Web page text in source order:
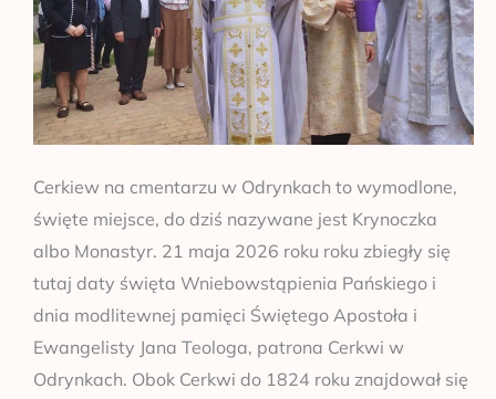
Cerkiew na cmentarzu w Odrynkach to wymodlone,
święte miejsce, do dziś nazywane jest Krynoczka
albo Monastyr. 21 maja 2026 roku roku zbiegły się
tutaj daty święta Wniebowstąpienia Pańskiego i
dnia modlitewnej pamięci Świętego Apostoła i
Ewangelisty Jana Teologa, patrona Cerkwi w
Odrynkach. Obok Cerkwi do 1824 roku znajdował się